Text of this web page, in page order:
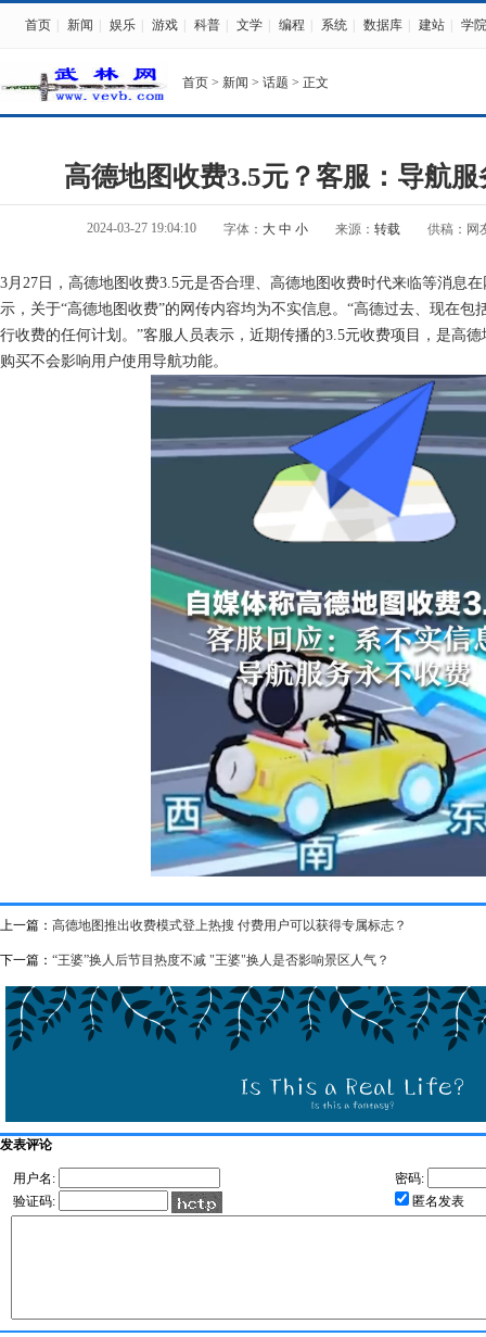
首页 新闻 娱乐 游戏 科普 文学 编程 系统 数据库 建站 学院
首页 > 新闻 > 话题 > 正文
高德地图收费3.5元？客服：导航
2024-03-27 19:04:10 字体： 大 中 小 来源： 转载 供稿：网
3月27日，高德地图收费3.5元是否合理、高德地图收费时代来临等消息
示，关于“高德地图收费”的网传内容均为不实信息。“高德过去、现在包
行收费的任何计划。”客服人员表示，近期传播的3.5元收费项目，是高
购买不会影响用户使用导航功能。
上一篇： 高德地图推出收费模式登上热搜 付费用户可以获得专属标志？
下一篇： “王婆”换人后节目热度不减 "王婆"换人是否影响景区人气？
发表评论
用户名:
密码:
验证码:
匿名发表